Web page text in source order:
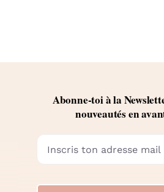
Abonne-toi à la
nouveautés en